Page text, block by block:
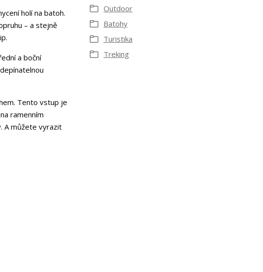
holí na batoh.
– a stejně
a boční
Tento vstup je
ramenním
A můžete vyrazit
Outdoor
Batohy
Turistika
Treking